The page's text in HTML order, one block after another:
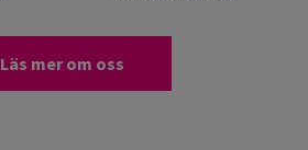
Läs mer om oss